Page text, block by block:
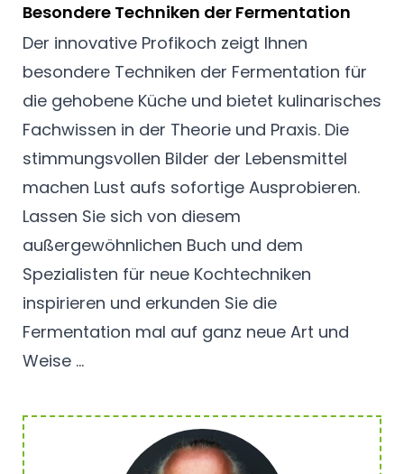
Besondere Techniken der Fermentation
Der innovative Profikoch zeigt Ihnen
besondere Techniken der Fermentation für
die gehobene Küche und bietet kulinarisches
Fachwissen in der Theorie und Praxis. Die
stimmungsvollen Bilder der Lebensmittel
machen Lust aufs sofortige Ausprobieren.
Lassen Sie sich von diesem
außergewöhnlichen Buch und dem
Spezialisten für neue Kochtechniken
inspirieren und erkunden Sie die
Fermentation mal auf ganz neue Art und
Weise …